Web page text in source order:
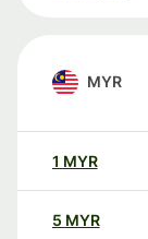
MYR
1 MYR
5 MYR